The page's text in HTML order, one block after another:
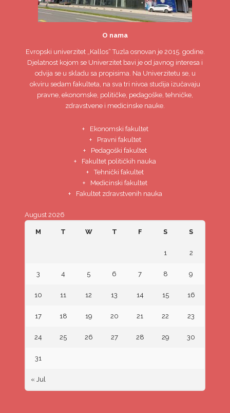
O nama
Evropski univerzitet„Kallos“ Tuzla osnovan je 2015. godine.
Djelatnost kojom se Univerzitet bavi je od javnog interesa i
odvija se u skladu sa propisima. Na Univerzitetu se, u
okviru sedam fakulteta, na sva tri nivoa studija izučavaju
pravne, ekonomske, političke, pedagoške, tehničke,
zdravstvene i medicinske nauke.
Ekonomski fakultet
Pravni fakultet
Pedagoški fakultet
Fakultet političkih nauka
Tehnički fakultet
Medicinski fakultet
Fakultet zdravstvenih nauka
August 2026
M T W T F S S
« Jul
1 2
3 4 5 6 7 8 9
10 11 12 13 14 15 16
17 18 19 20 21 22 23
24 25 26 27 28 29 30
31